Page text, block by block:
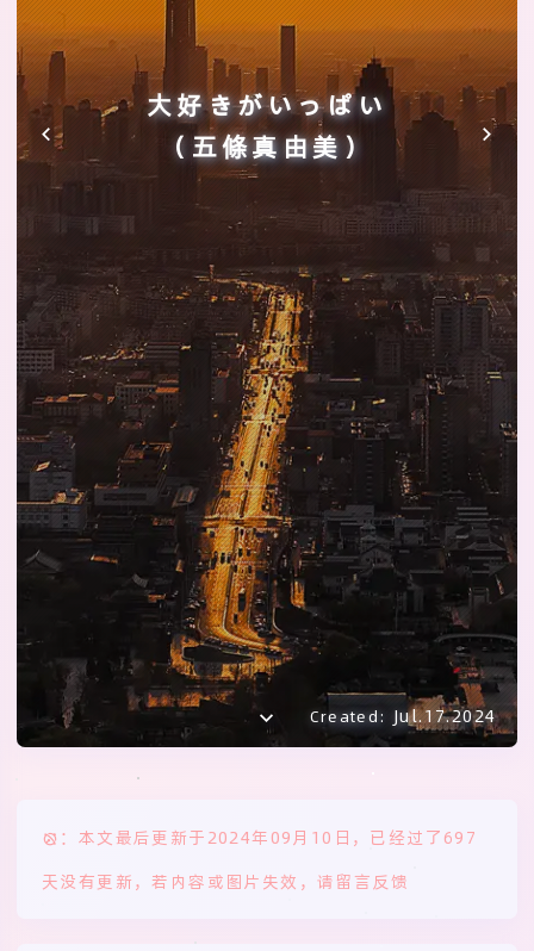
大好きがいっぱい
（五條真由美）
Created: Jul.17.2024
：本文最后更新于2024年09月10日，已经过了697
天没有更新，若内容或图片失效，请留言反馈